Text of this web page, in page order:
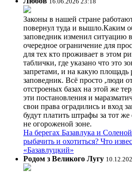
Законы в нашей стране
повернул туда и вышло.Каким
заповедник изменил ситуацию
очередное ограничение для
для тех кто проживает в этом
таблички, где указано что это
запретами, и на какую площадь
заповедник. Всё просто ,люди
отстроеных базах на этой же
эти постановления и
свои права оградились и вход
будут платить штрафы за тот
не огороженой зоне.
На берегах Базавлука и
рыбачить и охотиться? Что
«Базавлуцкий»
Родом з Великого Лугу